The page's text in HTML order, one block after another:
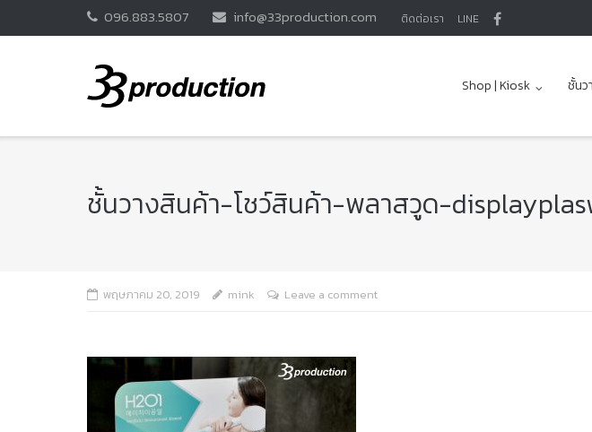
096.883.5807 info@33production.com ติดต่อเรา LINE
Shop | Kiosk ชั้นว
ชั้นวางสินค้า-โชว์สินค้า-พลาสวูด-
พฤษภาคม 20, 2019 mink Leave a comment